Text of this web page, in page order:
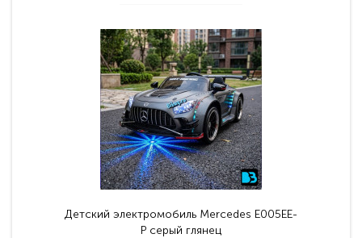
Детский электромобиль Mercedes E005EE-
P серый глянец